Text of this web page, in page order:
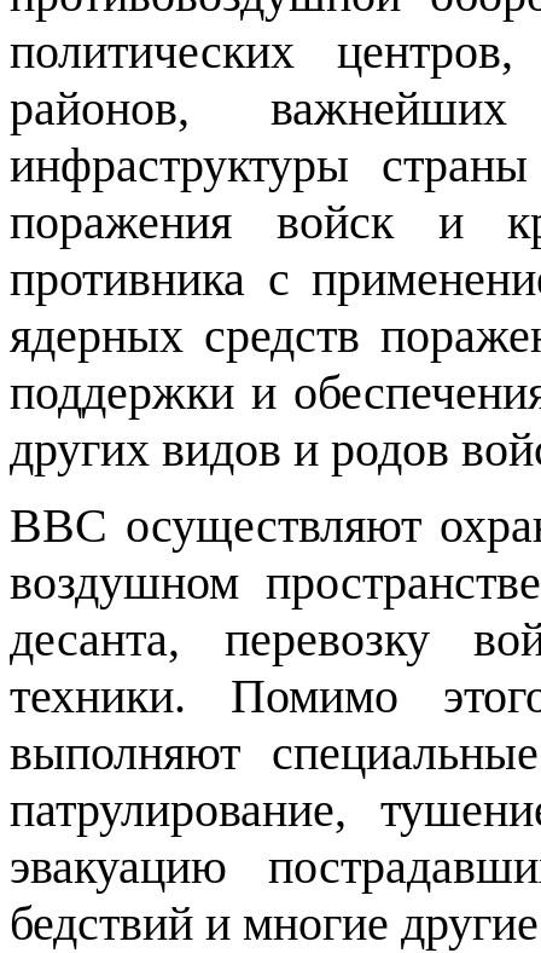
политических
районов,
инфраструктуры
поражения войск и
противника с
ядерных средств
поддержки и
других видов и родов
ВВС осуществляют
воздушном
десанта, перевозку
техники. Помимо
выполняют
патрулирование,
эвакуацию
бедствий и многие